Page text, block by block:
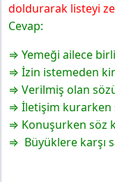
doldurarak listeyi
Cevap:
⇒ Yemeği ailece
⇒ İzin istemeden
⇒ Verilmiş olan
⇒ İletişim kurarken
⇒ Konuşurken söz
⇒ Büyüklere karşı